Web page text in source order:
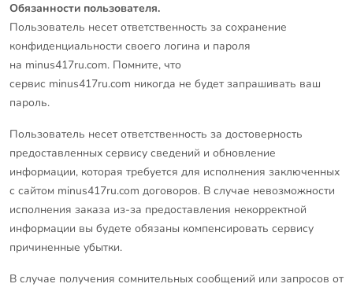
Обязанности пользователя.
Пользователь несет ответственность за сохранение
конфиденциальности своего логина и пароля
на minus417ru.com. Помните, что
сервис minus417ru.com никогда не будет запрашивать ваш
пароль.
Пользователь несет ответственность за достоверность
предоставленных сервису сведений и обновление
информации, которая требуется для исполнения заключенных
с сайтом minus417ru.com договоров. В случае невозможности
исполнения заказа из-за предоставления некорректной
информации вы будете обязаны компенсировать сервису
причиненные убытки.
В случае получения сомнительных сообщений или запросов от